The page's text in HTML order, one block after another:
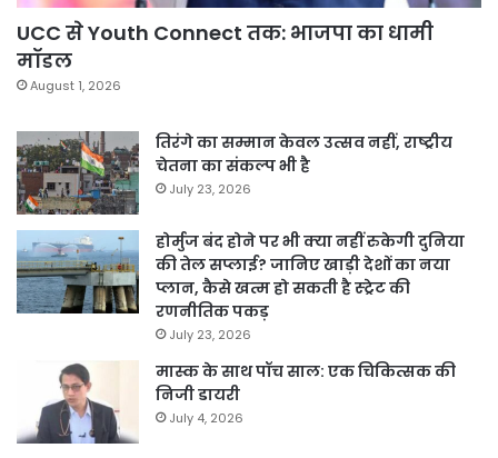
UCC से Youth Connect तक: भाजपा का धामी
मॉडल
August 1, 2026
तिरंगे का सम्मान केवल उत्सव नहीं, राष्ट्रीय
चेतना का संकल्प भी है
July 23, 2026
होर्मुज बंद होने पर भी क्या नहीं रुकेगी दुनिया
की तेल सप्लाई? जानिए खाड़ी देशों का नया
प्लान, कैसे खत्म हो सकती है स्ट्रेट की
रणनीतिक पकड़
July 23, 2026
मास्क के साथ पॉच साल: एक चिकित्सक की
निजी डायरी
July 4, 2026